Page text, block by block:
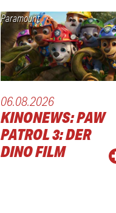
Paramount
06.08.2026
KINONEWS: PAW
PATROL 3: DER
DINO FILM